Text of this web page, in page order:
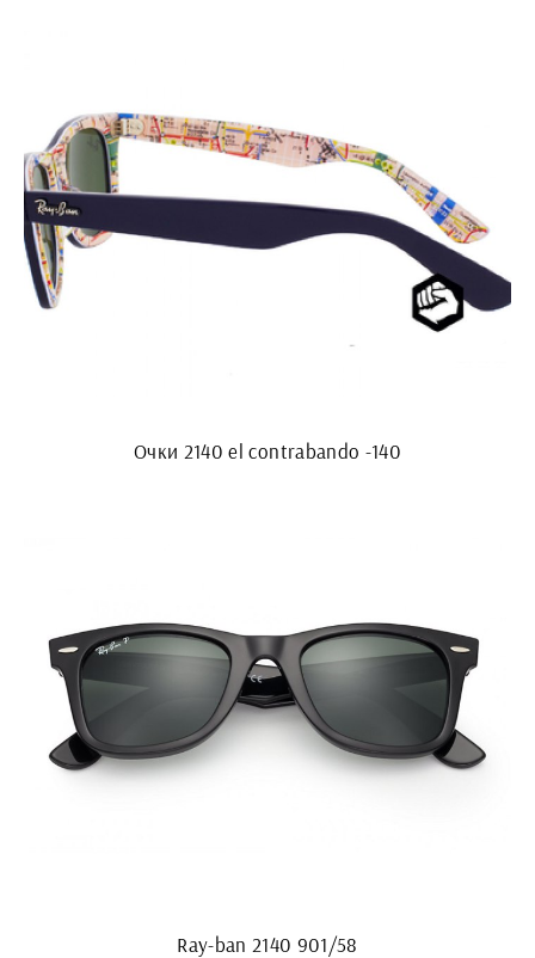
Очки 2140 el contrabando -140
Ray-ban 2140 901/58